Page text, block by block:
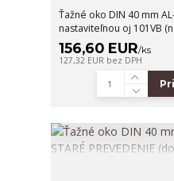
Ťažné oko DIN 40 mm
nastaviteľnou oj 101VB
156,60 EUR/ks
127,32 EUR bez DPH